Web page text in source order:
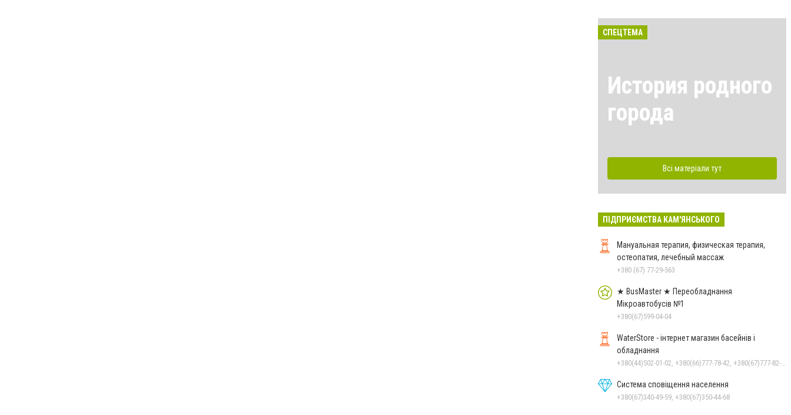
СПЕЦТЕМА
История родного
города
Всі матеріали тут
ПІДПРИЄМСТВА КАМ'ЯНСЬКОГО
Мануальная терапия, физическая терапия,
остеопатия, лечебный массаж
+380 (67) 77-29-563
★ BusMaster ★ Переобладнання
Мікроавтобусів №1
+380(67)599-04-04
WaterStore - інтернет магазин басейнів і
обладнання
Система сповіщення населення
+380(67)340-49-59, +380(67)350-44-68